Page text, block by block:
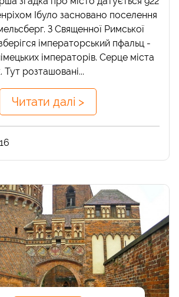
Ібуло засновано поселення
З Священної Римської
зберігся імператорський пфальц -
імператорів. Серце міста
розташовані...
Читати далі >